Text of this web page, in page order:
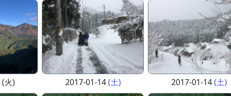
火) 2017-01-14(土) 2017-01-14(土)